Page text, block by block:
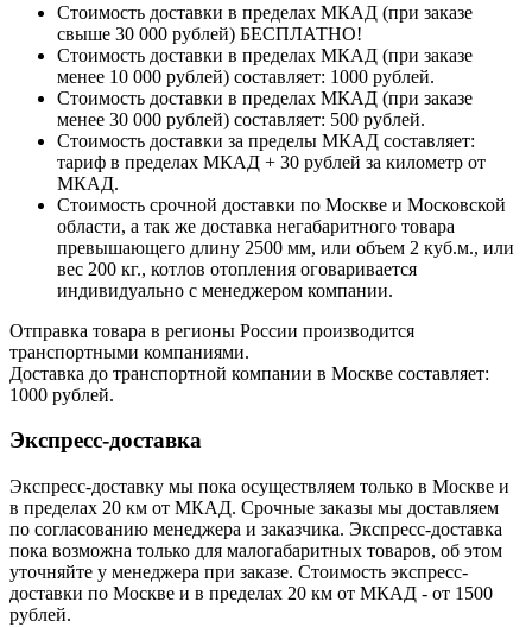
Стоимость доставки в пределах МКАД (при заказе
свыше 30 000 рублей) БЕСПЛАТНО!
Стоимость доставки в пределах МКАД (при заказе
менее 10 000 рублей) составляет: 1000 рублей.
Стоимость доставки в пределах МКАД (при заказе
менее 30 000 рублей) составляет: 500 рублей.
Стоимость доставки за пределы МКАД составляет:
тариф в пределах МКАД + 30 рублей за километр от
МКАД.
Стоимость срочной доставки по Москве и Московской
области, а так же доставка негабаритного товара
превышающего длину 2500 мм, или объем 2 куб.м., или
вес 200 кг., котлов отопления оговаривается
индивидуально с менеджером компании.
Отправка товара в регионы России производится
транспортными компаниями.
Доставка до транспортной компании в Москве составляет:
1000 рублей.
Экспресс-доставка
Экспресс-доставку мы пока осуществляем только в Москве и
в пределах 20 км от МКАД. Срочные заказы мы доставляем
по согласованию менеджера и заказчика. Экспресс-доставка
пока возможна только для малогабаритных товаров, об этом
уточняйте у менеджера при заказе. Стоимость экспресс-
доставки по Москве и в пределах 20 км от МКАД - от 1500
рублей.